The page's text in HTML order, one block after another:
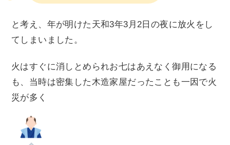
と考え、年が明けた天和3年3月2日の夜に放火をし
てしまいました。
火はすぐに消しとめられお七はあえなく御用になる
も、当時は密集した木造家屋だったことも一因で火
災が多く